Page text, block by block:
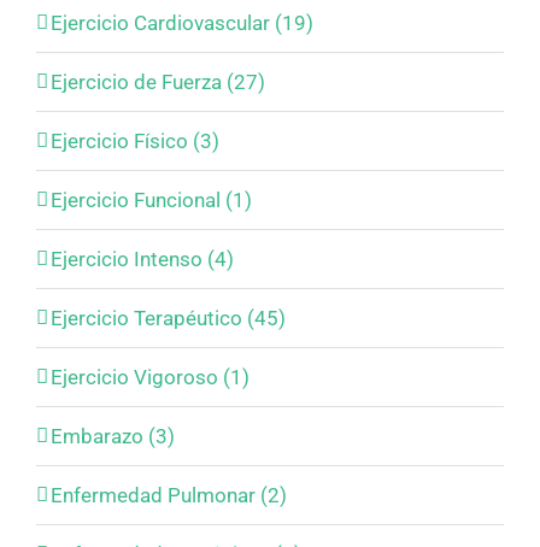
Ejercicio Cardiovascular (19)
Ejercicio de Fuerza (27)
Ejercicio Físico (3)
Ejercicio Funcional (1)
Ejercicio Intenso (4)
Ejercicio Terapéutico (45)
Ejercicio Vigoroso (1)
Embarazo (3)
Enfermedad Pulmonar (2)